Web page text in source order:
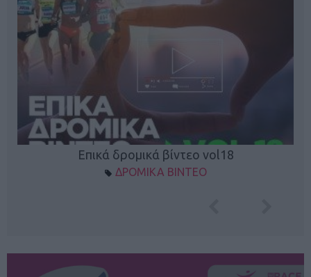
Επικά δρομικά βίντεο vol18
ΔΡΟΜΙΚΑ ΒΙΝΤΕΟ